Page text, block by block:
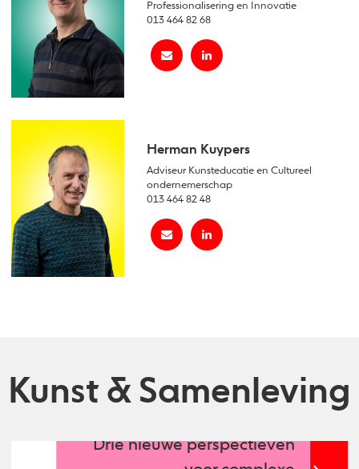
Professionalisering en Innovatie
013 464 82 68
Herman Kuypers
Adviseur Kunsteducatie en Cultureel
ondernemerschap
013 464 82 48
Kunst & Samenleving
Drie nieuwe perspectieven